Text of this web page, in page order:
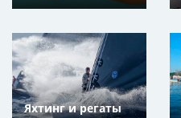
Владивостоке и
Приморский Край
Яхтинг и регаты